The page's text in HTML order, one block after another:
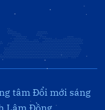
tâm Đổi mới sáng
Lâm Đồng.